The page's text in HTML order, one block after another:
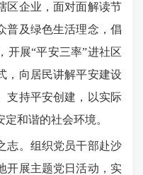
区企业，面对面解读节
普及绿色生活理念，倡
开展“平安三率”进社区
，向居民讲解平安建设
支持平安创建，以实际
和谐的社会环境。
。组织党员干部赴沙
开展主题党日活动，实